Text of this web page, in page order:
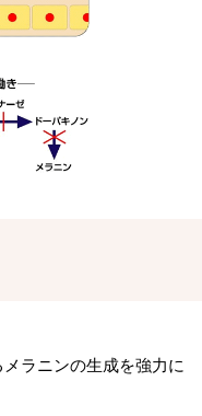
ラニンの生成を強力に